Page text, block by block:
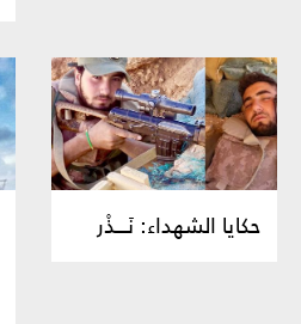
حكايا الشهداء: نَـــذْر